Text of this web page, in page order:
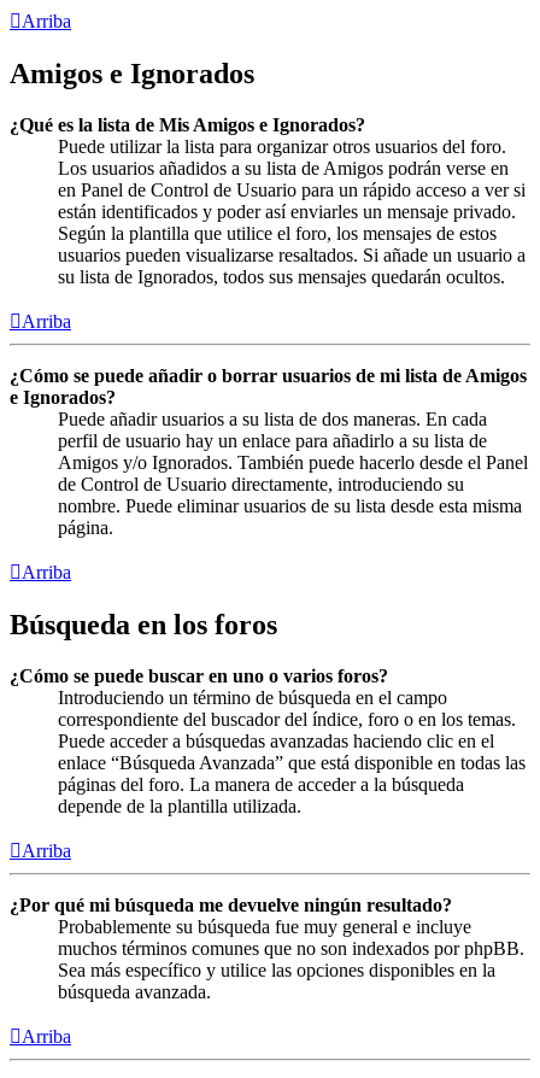
Arriba
Amigos e Ignorados
¿Qué es la lista de Mis Amigos e Ignorados?
Puede utilizar la lista para organizar otros usuarios del foro.
Los usuarios añadidos a su lista de Amigos podrán verse en
en Panel de Control de Usuario para un rápido acceso a ver si
están identificados y poder así enviarles un mensaje privado.
Según la plantilla que utilice el foro, los mensajes de estos
usuarios pueden visualizarse resaltados. Si añade un usuario a
su lista de Ignorados, todos sus mensajes quedarán ocultos.
Arriba
¿Cómo se puede añadir o borrar usuarios de mi lista de Amigos
e Ignorados?
Puede añadir usuarios a su lista de dos maneras. En cada
perfil de usuario hay un enlace para añadirlo a su lista de
Amigos y/o Ignorados. También puede hacerlo desde el Panel
de Control de Usuario directamente, introduciendo su
nombre. Puede eliminar usuarios de su lista desde esta misma
página.
Arriba
Búsqueda en los foros
¿Cómo se puede buscar en uno o varios foros?
Introduciendo un término de búsqueda en el campo
correspondiente del buscador del índice, foro o en los temas.
Puede acceder a búsquedas avanzadas haciendo clic en el
enlace “Búsqueda Avanzada” que está disponible en todas las
páginas del foro. La manera de acceder a la búsqueda
depende de la plantilla utilizada.
Arriba
¿Por qué mi búsqueda me devuelve ningún resultado?
Probablemente su búsqueda fue muy general e incluye
muchos términos comunes que no son indexados por phpBB.
Sea más específico y utilice las opciones disponibles en la
búsqueda avanzada.
Arriba